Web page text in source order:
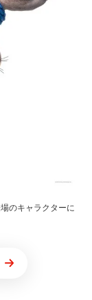
のキャラクターに